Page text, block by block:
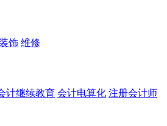
饰 维修
计继续教育 会计电算化 注册会计师